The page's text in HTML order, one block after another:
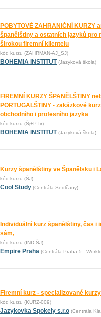
POBYTOVÉ ZAHRANIČNÍ KURZY
španělštiny a ostatních jazyků pro
širokou firemní klientelu
kód kurzu (ZAHRMAN-AJ_SJ)
BOHEMIA INSTITUT (Jazyková škola)
FIREMNÍ KURZY ŠPANĚLŠTINY
PORTUGALŠTINY - zakázkové
obchodního i profesního jazyka
kód kurzu (Šj+P fir)
BOHEMIA INSTITUT (Jazyková škola)
Kurzy španělštiny ve Španělsku i
kód kurzu (ŠJ)
Cool Study (Centrála Sedlčany)
Individuální kurz španělštiny, čas i
sám,
kód kurzu (IND ŠJ)
Empire Praha (Centrála Praha 5 -
Firemní kurz - specializované
kód kurzu (KURZ-009)
Jazykovka Spokely s.r.o (Centrála